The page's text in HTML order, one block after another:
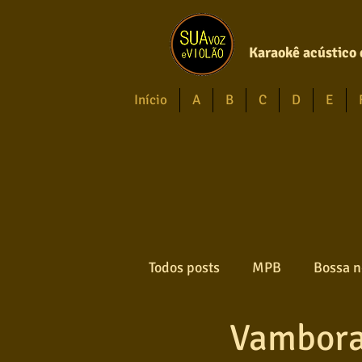
Karaokê acústico
Início A B C D E
Todos posts MPB Bossa
Gospel Axé